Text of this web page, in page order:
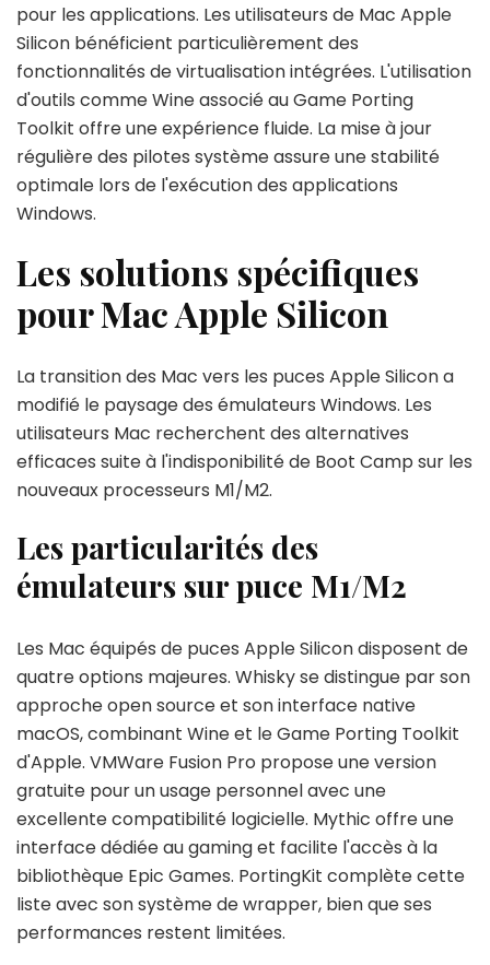
pour les applications. Les utilisateurs de Mac Apple
Silicon bénéficient particulièrement des
fonctionnalités de virtualisation intégrées. L'utilisation
d'outils comme Wine associé au Game Porting
Toolkit offre une expérience fluide. La mise à jour
régulière des pilotes système assure une stabilité
optimale lors de l'exécution des applications
Windows.
Les solutions spécifiques
pour Mac Apple Silicon
La transition des Mac vers les puces Apple Silicon a
modifié le paysage des émulateurs Windows. Les
utilisateurs Mac recherchent des alternatives
efficaces suite à l'indisponibilité de Boot Camp sur les
nouveaux processeurs M1/M2.
Les particularités des
émulateurs sur puce M1/M2
Les Mac équipés de puces Apple Silicon disposent de
quatre options majeures. Whisky se distingue par son
approche open source et son interface native
macOS, combinant Wine et le Game Porting Toolkit
d'Apple. VMWare Fusion Pro propose une version
gratuite pour un usage personnel avec une
excellente compatibilité logicielle. Mythic offre une
interface dédiée au gaming et facilite l'accès à la
bibliothèque Epic Games. PortingKit complète cette
liste avec son système de wrapper, bien que ses
performances restent limitées.